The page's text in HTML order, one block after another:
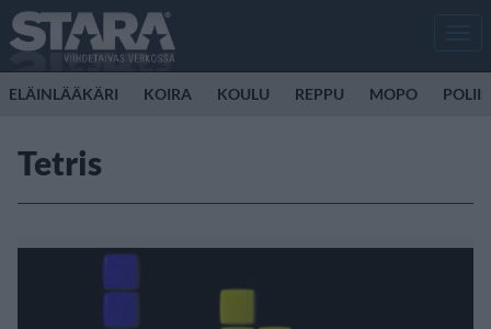
ELÄINLÄÄKÄRI KOIRA KOULU REPPU MOPO
Tetris